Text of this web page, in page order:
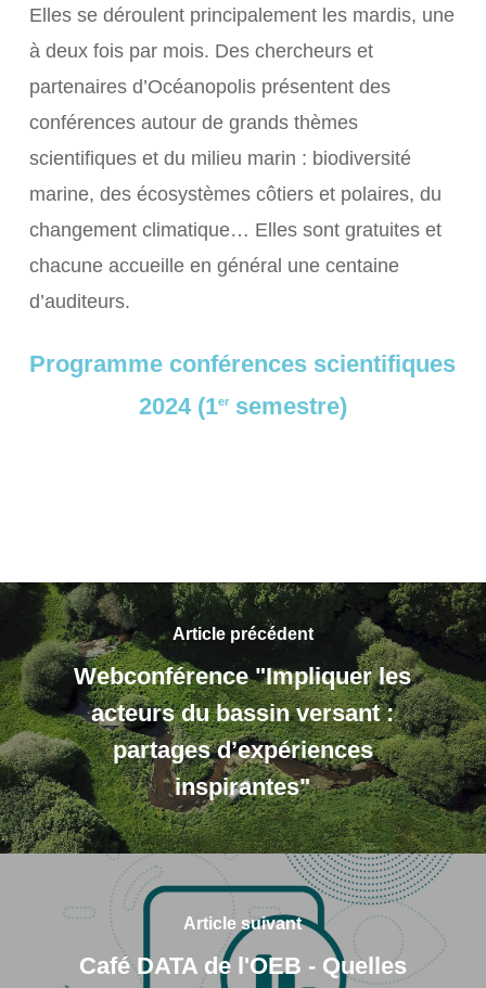
Elles se déroulent principalement les mardis, une
à deux fois par mois. Des chercheurs et
partenaires d’Océanopolis présentent des
conférences autour de grands thèmes
scientifiques et du milieu marin : biodiversité
marine, des écosystèmes côtiers et polaires, du
changement climatique… Elles sont gratuites et
chacune accueille en général une centaine
d’auditeurs.
Programme conférences scientifiques
2024 (1ersemestre)
Article précédent
Webconférence "Impliquer les
acteurs du bassin versant :
partages d’expériences
inspirantes"
Article suivant
Café DATA de l'OEB - Quelles